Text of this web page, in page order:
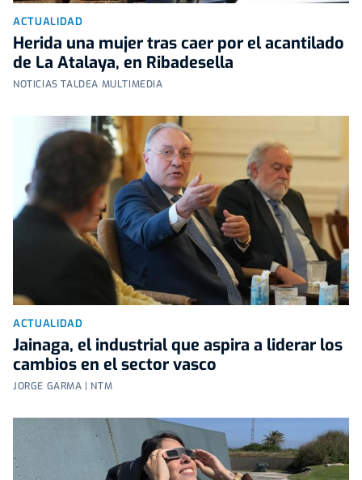
ACTUALIDAD
Herida una mujer tras caer por el acantilado
de La Atalaya, en Ribadesella
NOTICIAS TALDEA MULTIMEDIA
ACTUALIDAD
Jainaga, el industrial que aspira a liderar los
cambios en el sector vasco
JORGE GARMA | NTM